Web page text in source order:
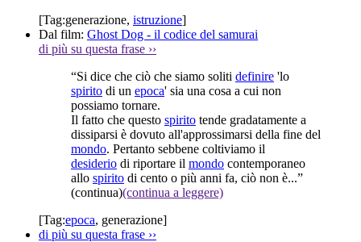
[Tag:generazione, istruzione]
Dal film: Ghost Dog - il codice del samurai
di più su questa frase ››
“Si dice che ciò che siamo soliti definire 'lo
spirito di un epoca' sia una cosa a cui non
possiamo tornare.
Il fatto che questo spirito tende gradatamente a
dissiparsi è dovuto all'approssimarsi della fine del
mondo. Pertanto sebbene coltiviamo il
desiderio di riportare il mondo contemporaneo
allo spirito di cento o più anni fa, ciò non è...”
(continua)(continua a leggere)
[Tag:epoca, generazione]
di più su questa frase ››